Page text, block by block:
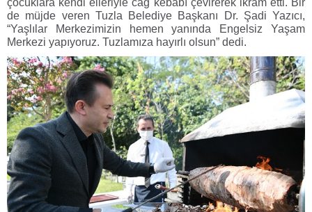
çocuklara kendi elleriyle cağ kebabı çevirerek ikram etti. Bir
de müjde veren Tuzla Belediye Başkanı Dr. Şadi Yazıcı,
“Yaşlılar Merkezimizin hemen yanında Engelsiz Yaşam
Merkezi yapıyoruz. Tuzlamıza hayırlı olsun” dedi.